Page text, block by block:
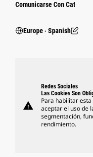
Comunicarse Con Cat
Europe ‧ Spanish
warning
Redes Sociales
Las Cookies Son
Para habilitar
aceptar el uso de
segmentación,
rendimiento.